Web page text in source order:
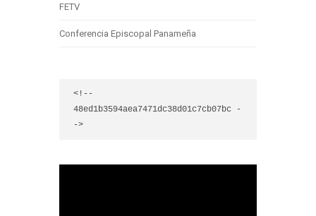
FETV
Conferencia Episcopal Panameña
<!--
48ed1b3594aea7471dc38d01c7cb07bc -
->